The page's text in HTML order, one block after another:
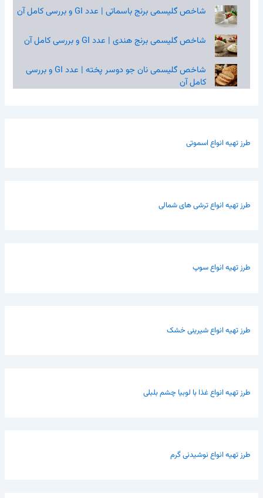
شاخص گلیسمی برنج باسماتی | عدد GI و بررسی کامل آن
شاخص گلیسمی برنج هندی | عدد GI و بررسی کامل آن
شاخص گلیسمی نان جو دوسر پخته | عدد GI و بررسی
کامل آن
طرز تهیه انواع اسموتی
طرز تهیه انواع ترشی های شمالی
طرز تهیه انواع سوپ
طرز تهیه انواع شیرینی خشک
طرز تهیه انواع غذا با لوبیا چشم بلبلی
طرز تهیه انواع نوشیدنی گرم